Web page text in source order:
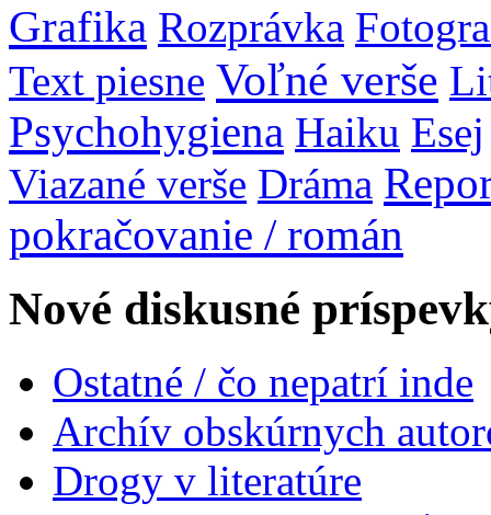
Grafika Rozprávka
Text piesne Voľné verše
Psychohygiena Haiku Esej
Viazané verše Dráma
pokračovanie / román
Nové diskusné
Ostatné / čo nepatrí inde
Archív obskúrnych
Drogy v literatúre